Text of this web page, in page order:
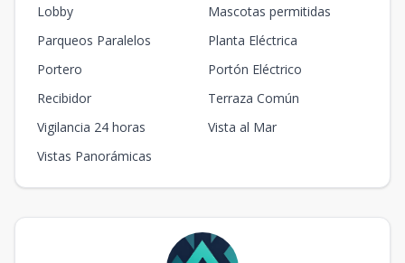
Lobby
Mascotas permitidas
Parqueos Paralelos
Planta Eléctrica
Portero
Portón Eléctrico
Recibidor
Terraza Común
Vigilancia 24 horas
Vista al Mar
Vistas Panorámicas